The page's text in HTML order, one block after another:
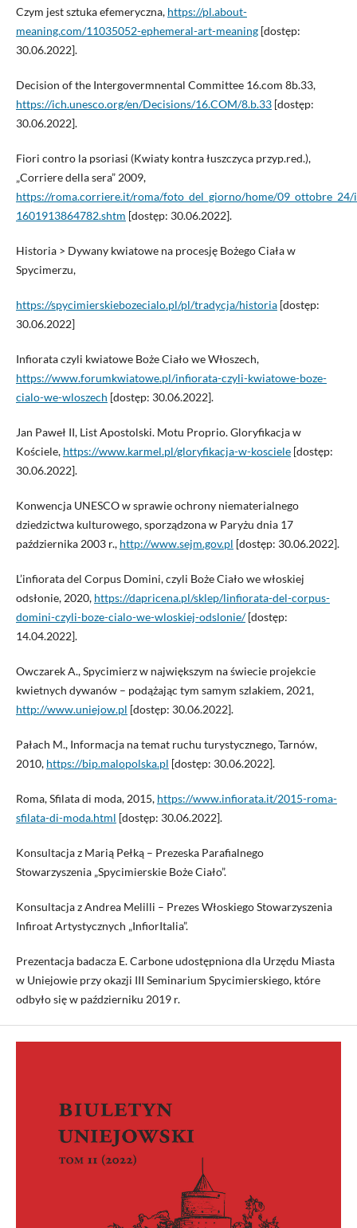
Czym jest sztuka efemeryczna, https://pl.about-
meaning.com/11035052-ephemeral-art-meaning[dostęp:
30.06.2022].
Decision of the Intergovermnental Committee 16.com 8b.33,
https://ich.unesco.org/en/Decisions/16.COM/8.b.33[dostęp:
30.06.2022].
Fiori contro la psoriasi (Kwiaty kontra łuszczyca przyp.red.),
„Corriere della sera” 2009,
https://roma.corriere.it/roma/foto_del_giorno/home/
1601913864782.shtm [dostęp: 30.06.2022].
Historia > Dywany kwiatowe na procesję Bożego Ciała w
Spycimerzu,
https://spycimierskiebozecialo.pl/pl/tradycja/historia[dostęp:
30.06.2022]
Infiorata czyli kwiatowe Boże Ciało we Włoszech,
https://www.forumkwiatowe.pl/infiorata-czyli-kwiatowe-boze-
cialo-we-wloszech [dostęp: 30.06.2022].
Jan Paweł II, List Apostolski. Motu Proprio. Gloryfikacja w
Kościele, https://www.karmel.pl/gloryfikacja-w-kosciele[dostęp:
30.06.2022].
Konwencja UNESCO w sprawie ochrony niematerialnego
dziedzictwa kulturowego, sporządzona w Paryżu dnia 17
października 2003 r., http://www.sejm.gov.pl [dostęp: 30.06.2022].
L’infiorata del Corpus Domini, czyli Boże Ciało we włoskiej
odsłonie, 2020, https://dapricena.pl/sklep/linfiorata-del-corpus-
domini-czyli-boze-cialo-we-wloskiej-odslonie/[dostęp:
14.04.2022].
Owczarek A., Spycimierz w największym na świecie projekcie
kwietnych dywanów – podążając tym samym szlakiem, 2021,
http://www.uniejow.pl [dostęp: 30.06.2022].
Pałach M., Informacja na temat ruchu turystycznego, Tarnów,
2010, https://bip.malopolska.pl [dostęp: 30.06.2022].
Roma, Sfilata di moda, 2015, https://www.infiorata.it/2015-roma-
sfilata-di-moda.html [dostęp: 30.06.2022].
Konsultacja z Marią Pełką – Prezeska Parafialnego
Stowarzyszenia „Spycimierskie Boże Ciało”.
Konsultacja z Andrea Melilli – Prezes Włoskiego Stowarzyszenia
Infiroat Artystycznych „InfiorItalia”.
Prezentacja badacza E. Carbone udostępniona dla Urzędu Miasta
w Uniejowie przy okazji III Seminarium Spycimierskiego, które
odbyło się w październiku 2019 r.